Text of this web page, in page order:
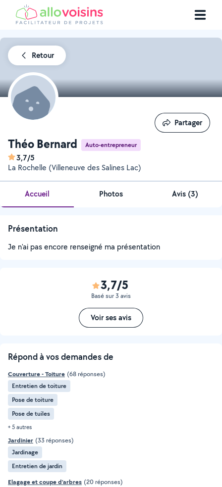
Retour
Théo Bernard Auto-entrepreneur
3,7/5
La Rochelle (Villeneuve des Salines Lac)
Partager
Partager
Accueil Photos Avis (3)
Présentation
Je n'ai pas encore renseigné ma présentation
3,7/5
Basé sur 3 avis
Voir ses avis
Répond à vos demandes de
Couverture - Toiture (68 réponses)
Entretien de toiture
Pose de toiture
Pose de tuiles
+ 5 autres
Jardinier (33 réponses)
Jardinage
Entretien de jardin
Elagage et coupe d'arbres (20 réponses)